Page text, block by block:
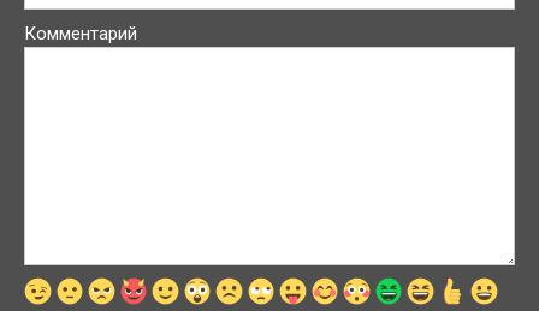
Комментарий